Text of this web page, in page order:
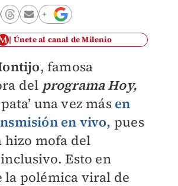
Únete al canal de Milenio
, famosa
del programa Hoy,
una vez más en
en vivo, pues
hizo mofa del
Esto en
la polémica viral de